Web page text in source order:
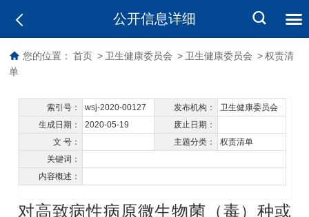
公开信息详细
您的位置： 首页 > 卫生健康委员会 > 卫生健康委员会 > 权责清
单
索引号： wsj-2020-00127 发布机构：
卫生健康委员会
生成日期：
2020-05-19
废止日期：
文 号：
主题分类：
权责清单
关键词：
内容概述：
对高致病性病原微生物菌（毒）种或